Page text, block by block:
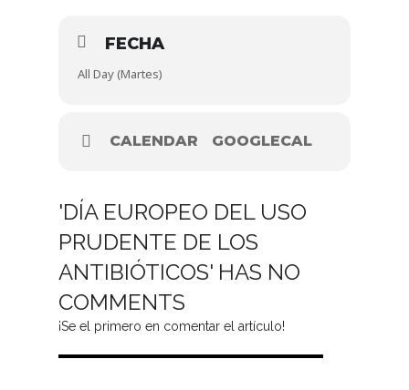
FECHA
All Day (Martes)
CALENDAR GOOGLECAL
'DÍA EUROPEO DEL USO
PRUDENTE DE LOS
ANTIBIÓTICOS' HAS NO
COMMENTS
¡Se el primero en comentar el artículo!